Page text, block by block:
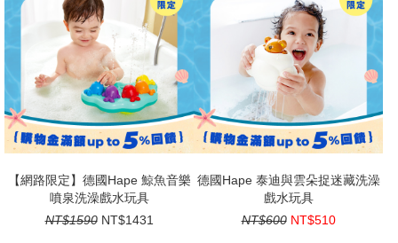
【網路限定】德國Hape 鯨魚音樂
噴泉洗澡戲水玩具
NT$1590 NT$1431
德國Hape 泰迪與雲朵捉迷藏洗澡
戲水玩具
NT$600 NT$510